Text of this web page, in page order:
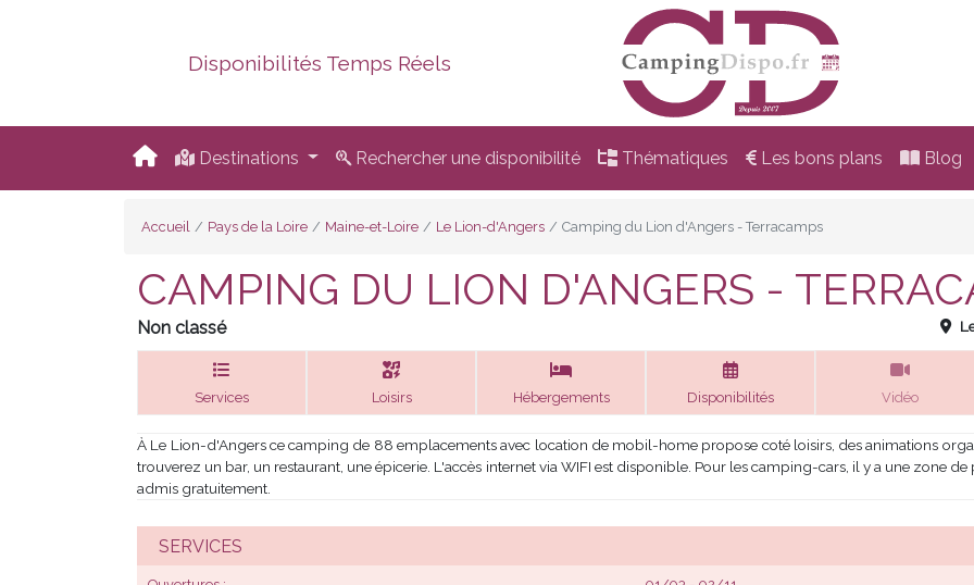
Disponibilités Temps Réels
Destinations Rechercher une disponibilité Thématiques Les bons plans Blog
Accueil Pays de la Loire Maine-et-Loire Le Lion-d'Angers Camping du Lion d'Angers - Terracamps
CAMPING DU LION D'ANGERS -
Non classé
Services Loisirs Hébergements Disponibilités Vidéo
À Le Lion-d'Angers ce camping de 88 emplacements avec location de mobil-home propose coté loisirs, des animations
trouverez un bar, un restaurant, une épicerie. L'accès internet via WIFI est disponible. Pour les camping-cars, il y a une zone
admis gratuitement.
SERVICES